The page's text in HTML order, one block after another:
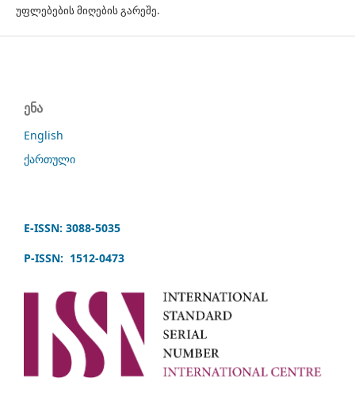
უფლებების მიღების გარეშე.
ენა
English
ქართული
E-ISSN: 3088-5035
P-ISSN: 1512-0473